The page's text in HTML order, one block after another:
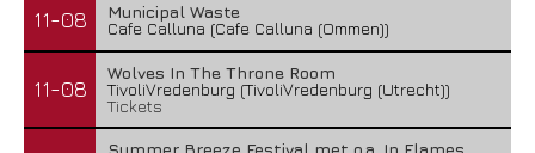
11-08
Municipal Waste
Cafe Calluna (Cafe Calluna (Ommen))
11-08
Wolves In The Throne Room
TivoliVredenburg (TivoliVredenburg (Utrecht))
Tickets
Summer Breeze Festival met o.a. In Flames,